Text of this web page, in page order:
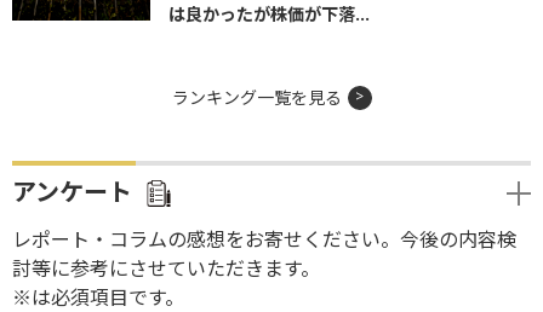
は良かったが株価が下落...
ランキング一覧を見る
アンケート
レポート・コラムの感想をお寄せください。今後の内容検
討等に参考にさせていただきます。
※は必須項目です。